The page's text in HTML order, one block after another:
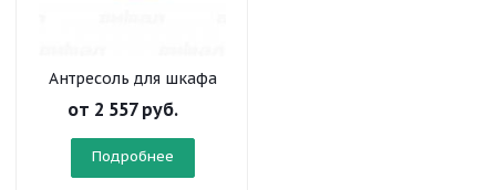
Антресоль для шкафа
узкого
от 2 557 руб.
Подробнее